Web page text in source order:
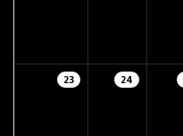
23 24